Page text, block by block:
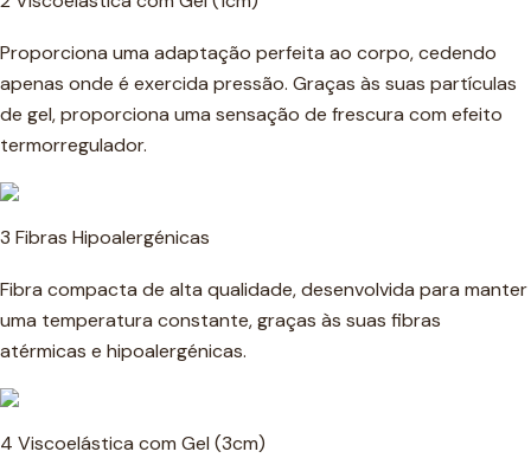
Proporciona uma adaptação perfeita ao corpo, cedendo
apenas onde é exercida pressão. Graças às suas partículas
de gel, proporciona uma sensação de frescura com efeito
termorregulador.
3 Fibras Hipoalergénicas
Fibra compacta de alta qualidade, desenvolvida para manter
uma temperatura constante, graças às suas fibras
atérmicas e hipoalergénicas.
4 Viscoelástica com Gel (3cm)